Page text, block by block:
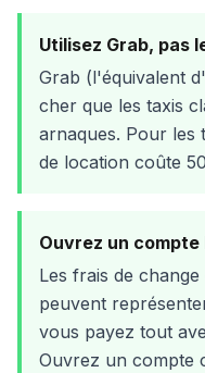
Utilisez Grab, pas
Grab (l'équivalent
cher que les taxis
arnaques. Pour les
de location coûte
Ouvrez un compte
Les frais de
peuvent
vous payez tout
Ouvrez un compte